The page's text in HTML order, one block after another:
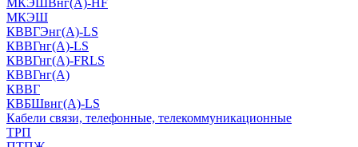
МКЭШВнг(А)-HF
МКЭШ
КВВГЭнг(А)-LS
КВВГнг(А)-LS
КВВГнг(А)-FRLS
КВВГнг(А)
КВВГ
КВБШвнг(А)-LS
Кабели связи, телефонные, телекоммуникационные
ТРП